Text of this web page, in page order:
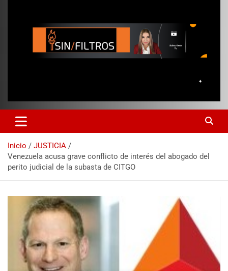
Inicio
JUSTICIA
Venezuela acusa grave conflicto de interés del abogado del
perito judicial de la subasta de CITGO